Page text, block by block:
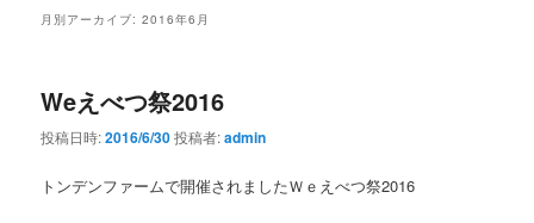
月別アーカイブ:2016年6月
Weえべつ祭2016
投稿日時:2016/6/30投稿者:admin
トンデンファームで開催されましたＷｅえべつ祭2016